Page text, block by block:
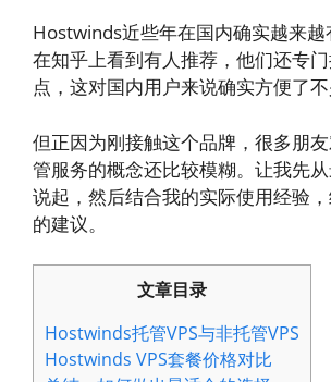
Hostwinds近些年在国内确实越来越
在知乎上看到有人推荐，他们还专
点，这对国内用户来说确实方便了不
但正因为刚接触这个品牌，很多朋
管服务的概念还比较模糊。让我先
说起，然后结合我的实际使用经验
的建议。
文章目录
Hostwinds托管VPS与非托管VPS
Hostwinds VPS套餐价格对比